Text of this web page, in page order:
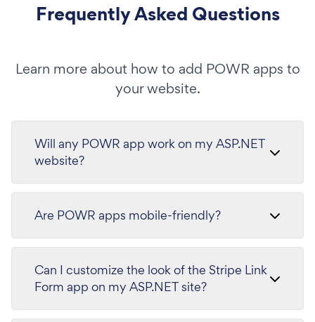
Frequently Asked Questions
Learn more about how to add POWR apps to
your website.
Will any POWR app work on my ASP.NET
website?
Are POWR apps mobile-friendly?
Can I customize the look of the Stripe Link
Form app on my ASP.NET site?